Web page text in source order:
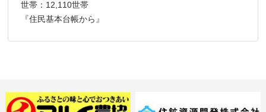
世帯：12,110世帯
『住民基本台帳から』